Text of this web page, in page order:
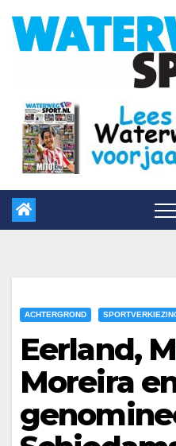
ACHTERGROND
Eerland,
Moreira